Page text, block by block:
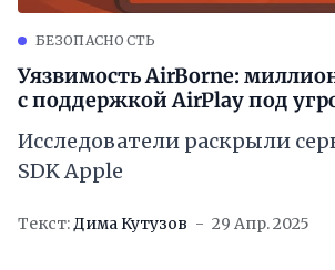
БЕЗОПАСНОСТЬ
Уязвимость AirBorne:
с поддержкой AirPlay под
Исследователи раскрыли
SDK Apple
Текст:Дима Кутузов 29 Апр. 2025